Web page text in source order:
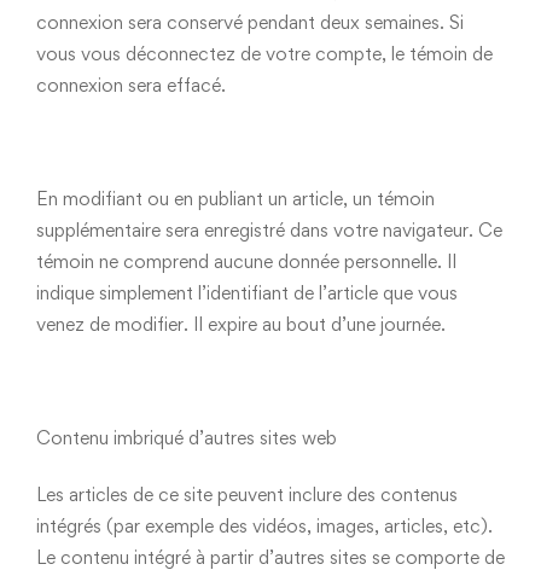
connexion sera conservé pendant deux semaines. Si
vous vous déconnectez de votre compte, le témoin de
connexion sera effacé.
En modifiant ou en publiant un article, un témoin
supplémentaire sera enregistré dans votre navigateur. Ce
témoin ne comprend aucune donnée personnelle. Il
indique simplement l’identifiant de l’article que vous
venez de modifier. Il expire au bout d’une journée.
Contenu imbriqué d’autres sites web
Les articles de ce site peuvent inclure des contenus
intégrés (par exemple des vidéos, images, articles, etc).
Le contenu intégré à partir d’autres sites se comporte de